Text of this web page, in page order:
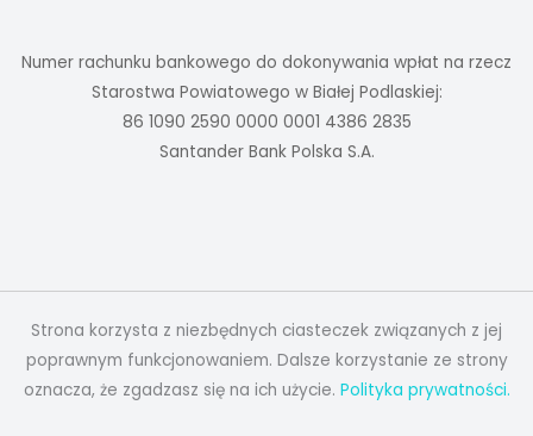
Numer rachunku bankowego do dokonywania wpłat na rzecz
Starostwa Powiatowego w Białej Podlaskiej:
86 1090 2590 0000 0001 4386 2835
Santander Bank Polska S.A.
Strona korzysta z niezbędnych ciasteczek związanych z jej
poprawnym funkcjonowaniem. Dalsze korzystanie ze strony
oznacza, że zgadzasz się na ich użycie. Polityka prywatności.